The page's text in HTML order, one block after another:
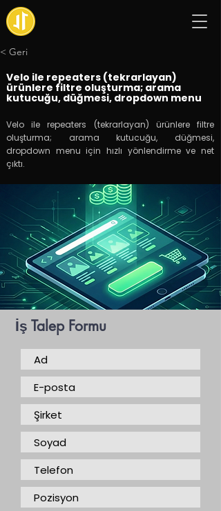
< Geri
Velo ile repeaters (tekrarlayan)
ürünlere filtre oluşturma; arama
kutucuğu, düğmesi, dropdown menu
Velo ile repeaters (tekrarlayan) ürünlere filtre
oluşturma; arama kutucuğu, düğmesi,
dropdown menu için hızlı yönlendirme ve net
çıktı.
İş Talep Formu